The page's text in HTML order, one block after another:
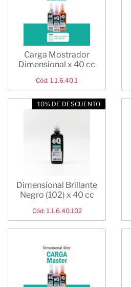
Carga Mostrador
Dimensional x 40 cc
Cód: 1.1.6.40.1
10% DE DESCUENTO
Dimensional Brillante
Negro (102) x 40 cc
Cód: 1.1.6.40.102